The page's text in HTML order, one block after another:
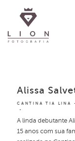
CANTINA TIA LINA
Alissa
A linda debutante
15 anos com sua